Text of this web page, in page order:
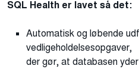
SQL Health er lavet så det:
Automatisk og løbende
vedligeholdelsesopgaver,
der gør, at databasen